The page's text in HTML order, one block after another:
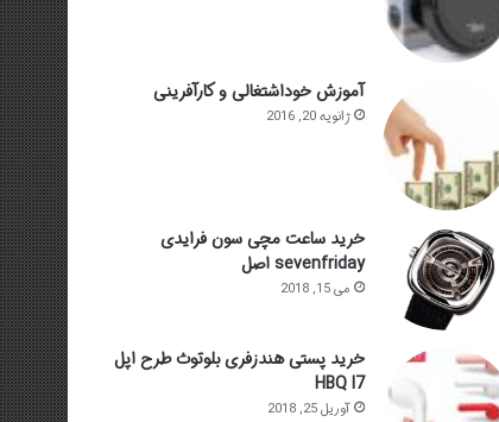
آموزش خوداشتغالی و کارآفرینی
ژانویه 20, 2016
خرید ساعت مچی سون فرایدی
sevenfriday اصل
می 15, 2018
خرید پستی هندزفری بلوتوث طرح اپل
HBQ I7
آوریل 25, 2018